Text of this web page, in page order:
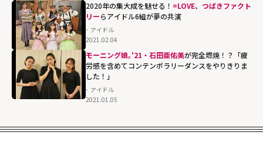
2020年の集大成を魅せる！ =LOVE、 つばきファクト
リーらアイドル6組が夢の共演
アイドル
2021.02.04
モーニング娘｡'21・石田亜佑美が完全燃焼！？「疲
労感を含めてコンテンポラリーダンスをやりきりま
した！」
アイドル
2021.01.05